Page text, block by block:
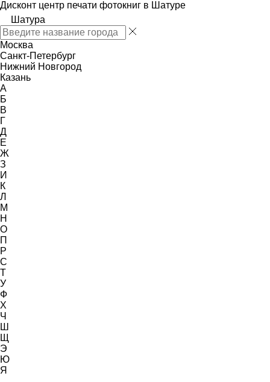
Дисконт центр печати фотокниг в Шатуре
Шатура
Москва
Санкт-Петербург
Нижний Новгород
Казань
А
Б
В
Г
Д
Е
Ж
З
И
К
Л
М
Н
О
П
Р
С
Т
У
Ф
Х
Ч
Ш
Щ
Э
Ю
Я